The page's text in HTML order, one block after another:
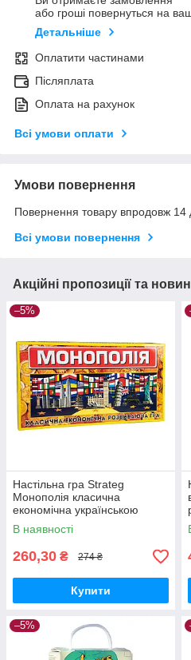
або гроші повернуться на
Детальніше
Оплатити частинами
Післяплата
Оплата на рахунок
Всі умови оплати
Умови повернення
Повернення товару впродовж 14
Всі умови повернення
Акційні пропозиції та
–5%
Настільна гра Strateg
Монополія класична
економічна українською
мовою (693)
В наявності
260,30 ₴ 274 ₴
Купити
–5%